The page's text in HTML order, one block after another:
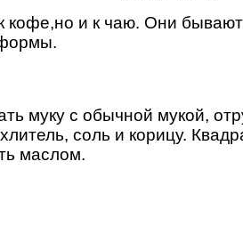
кофе,но и к чаю. Они
формы.
муку с обычной мукой,
соль и корицу.
маслом.